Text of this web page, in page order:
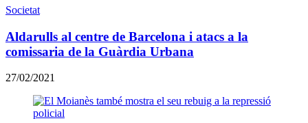
Societat
Aldarulls al centre de Barcelona i atacs a la
comissaria de la Guàrdia Urbana
27/02/2021